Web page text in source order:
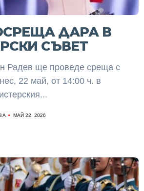
ДАРА В
СЪВЕТ
Радев ще проведе среща с
22 май, от 14:00 ч. в
МАЙ 22, 2026